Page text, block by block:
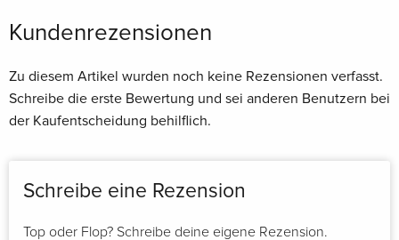
Kundenrezensionen
Zu diesem Artikel wurden noch keine Rezensionen verfasst.
Schreibe die erste Bewertung und sei anderen Benutzern bei
der Kaufentscheidung behilflich.
Schreibe eine Rezension
Top oder Flop? Schreibe deine eigene Rezension.